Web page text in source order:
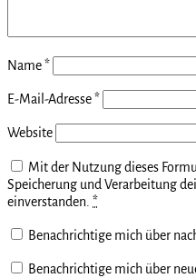
Name*
E-Mail-Adresse*
Website
Mit der Nutzung dieses
Speicherung und Verarbeitung
einverstanden. *
Benachrichtige mich über
Benachrichtige mich über